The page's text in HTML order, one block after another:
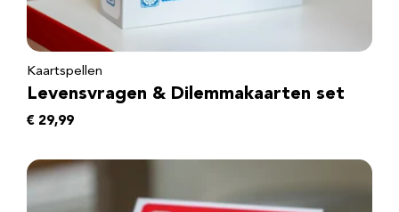
Kaartspellen
Levensvragen & Dilemmakaarten set
€ 29,99